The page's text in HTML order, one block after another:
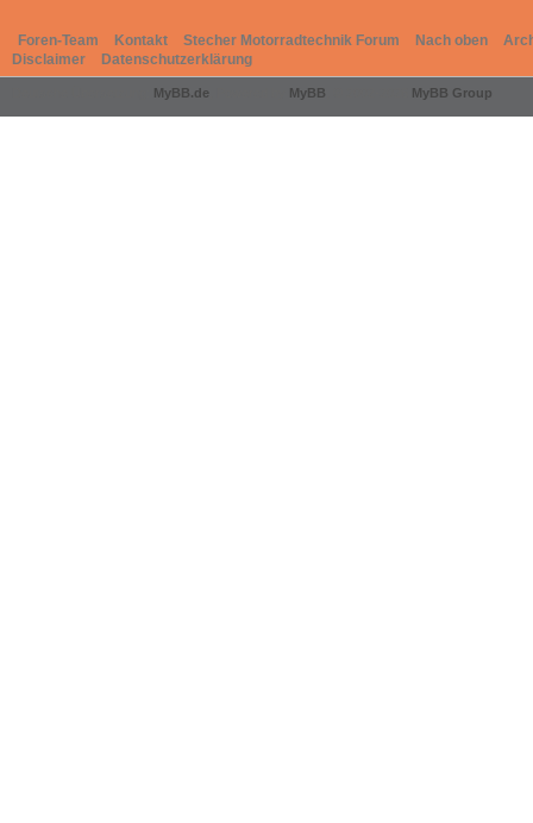
Foren-Team Kontakt Stecher Motorradtechnik Forum Nach oben
Disclaimer
Datenschutzerklärung
MyBB.de MyBB MyBB Group